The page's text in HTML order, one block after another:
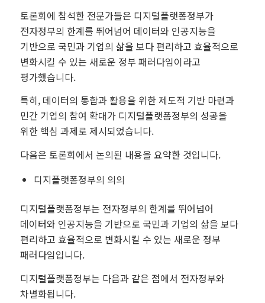
토론회에 참석한 전문가들은 디지털플랫폼정부가
전자정부의 한계를 뛰어넘어 데이터와 인공지능을
기반으로 국민과 기업의 삶을 보다 편리하고 효율적으로
변화시킬 수 있는 새로운 정부 패러다임이라고
평가했습니다.
특히, 데이터의 통합과 활용을 위한 제도적 기반 마련과
민간 기업의 참여 확대가 디지털플랫폼정부의 성공을
위한 핵심 과제로 제시되었습니다.
다음은 토론회에서 논의된 내용을 요약한 것입니다.
디지플랫폼정부의 의의
디지털플랫폼정부는 전자정부의 한계를 뛰어넘어
데이터와 인공지능을 기반으로 국민과 기업의 삶을 보다
편리하고 효율적으로 변화시킬 수 있는 새로운 정부
패러다임입니다.
디지털플랫폼정부는 다음과 같은 점에서 전자정부와
차별화됩니다.